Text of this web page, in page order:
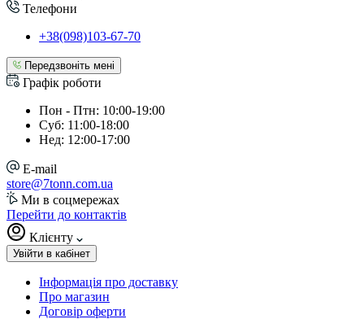
Телефони
+38(098)103-67-70
Передзвоніть мені
Графік роботи
Пон - Птн: 10:00-19:00
Суб: 11:00-18:00
Нед: 12:00-17:00
E-mail
store@7tonn.com.ua
Ми в соцмережах
Перейти до контактів
Клієнту
Увійти в кабінет
Інформація про доставку
Про магазин
Договір оферти